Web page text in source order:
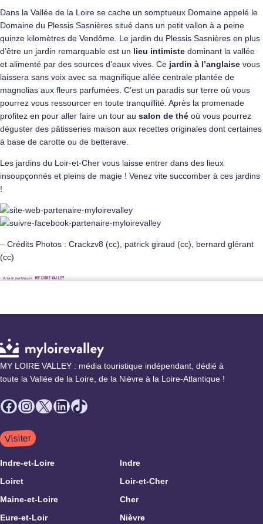
Dans la Vallée de la Loire se cache un somptueux Domaine appelé le
Domaine du Plessis Sasnières situé dans un petit vallon à a peine
quinze kilomètres de Vendôme. Le jardin du Plessis Sasnières en plus
d’être un jardin remarquable est un lieu intimiste dominant la vallée
et alimenté par des sources d’eaux vives. Ce jardin à l’anglaise vous
laissera sans voix avec sa magnifique allée centrale plantée de
magnolias aux fleurs parfumées. C’est un paradis sur terre où vous
pourrez vous ressourcer en toute tranquillité. Après la promenade
profitez en pour aller faire un tour au salon de thé où vous pourrez
déguster des pâtisseries maison aux recettes originales dont certaines
à base de carotte ou de betterave.
Les jardins du Loir-et-Cher vous laisse entrer dans des lieux
insoupçonnés et pleins de magie ! Venez vite succomber à ces jardins
!
– Crédits Photos : Crackzv8 (cc), patrick giraud (cc), bernard glérant
(cc)
MY LOIRE VALLEY : média touristique indépendant, dédié à
toute la Vallée de la Loire, de la Nièvre à la Loire-Atlantique !
Facebook
Instagram
X LinkedIn
TikTok
Visiter
Indre-et-Loire
Indre
Loiret
Loir-et-Cher
Maine-et-Loire
Cher
Eure-et-Loir
Nièvre